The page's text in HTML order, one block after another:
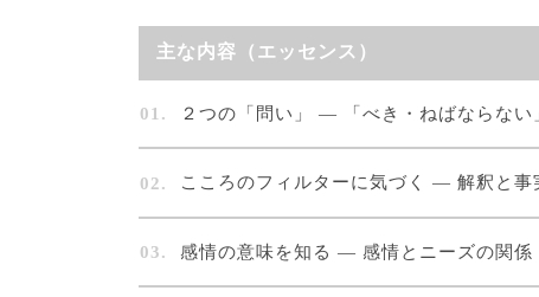
主な内容（エッセンス）
２つの「問い」 — 「べき・ねばならない
こころのフィルターに気づく — 解釈と事
感情の意味を知る — 感情とニーズの関係